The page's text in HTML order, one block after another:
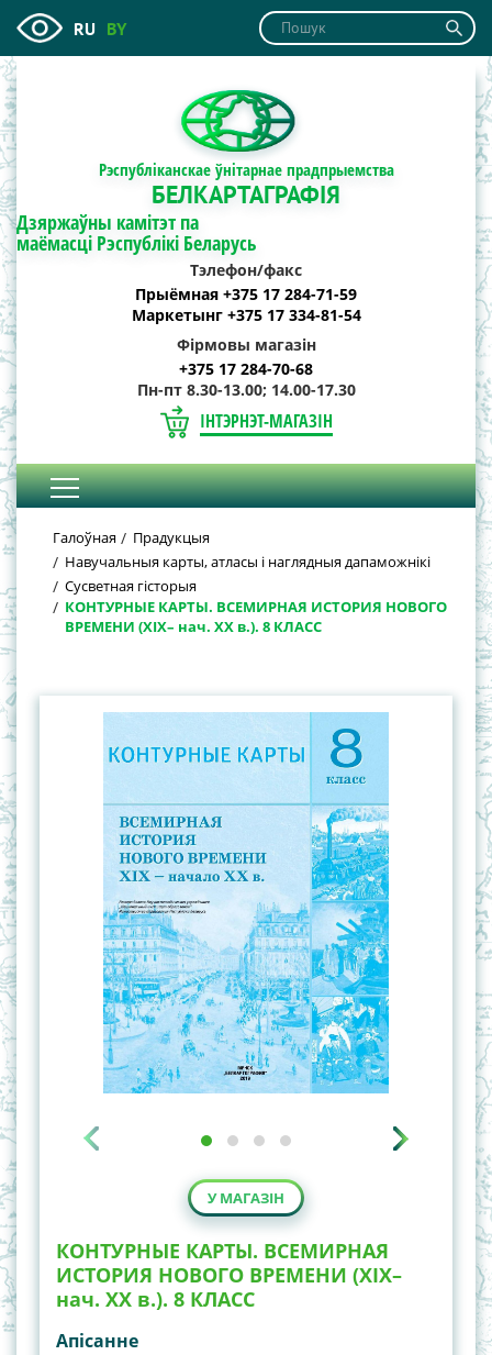
RU BY
Рэспубліканскае ўнітарнае прадпрыемства
БЕЛКАРТАГРАФІЯ
Дзяржаўны камітэт па
маёмасці Рэспублікі Беларусь
Тэлефон/факс
Прыёмная +375 17 284-71-59
Маркетынг +375 17 334-81-54
Фірмовы магазін
+375 17 284-70-68
Пн-пт 8.30-13.00; 14.00-17.30
ІНТЭРНЭТ-МАГАЗІН
Галоўная
Прадукцыя
Навучальныя карты, атласы і наглядныя дапаможнікі
Сусветная гісторыя
КОНТУРНЫЕ КАРТЫ. ВСЕМИРНАЯ ИСТОРИЯ НОВОГО
ВРЕМЕНИ (XIX– нач. XX в.). 8 КЛАСС
У МАГАЗІН
КОНТУРНЫЕ КАРТЫ. ВСЕМИРНАЯ
ИСТОРИЯ НОВОГО ВРЕМЕНИ (XIX–
нач. XX в.). 8 КЛАСС
Апiсанне